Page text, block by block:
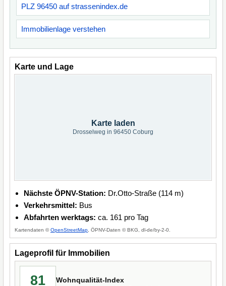
PLZ 96450 auf strassenindex.de
Immobilienlage verstehen
Karte und Lage
Karte laden
Drosselweg in 96450 Coburg
Nächste ÖPNV-Station: Dr.Otto-Straße (114 m)
Verkehrsmittel: Bus
Abfahrten werktags: ca. 161 pro Tag
Kartendaten ©OpenStreetMap , ÖPNV-Daten © BKG, dl-de/by-2-0.
Lageprofil für Immobilien
81 Wohnqualität-Index